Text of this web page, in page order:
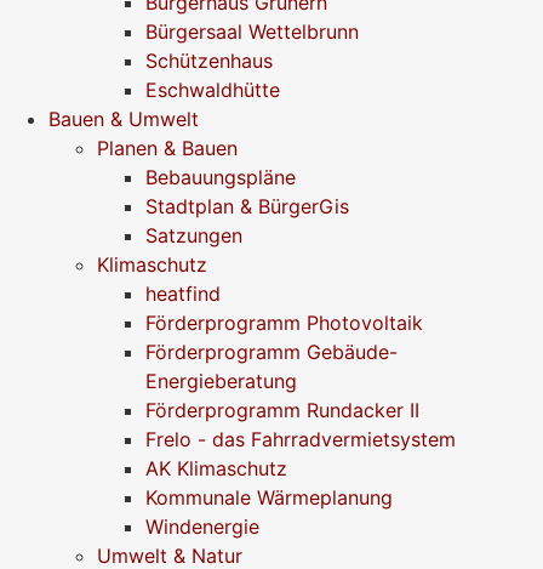
Bürgersaal Wettelbrunn
Schützenhaus
Eschwaldhütte
Bauen & Umwelt
Planen & Bauen
Bebauungspläne
Stadtplan & BürgerGis
Satzungen
Klimaschutz
heatfind
Förderprogramm Photovoltaik
Förderprogramm Gebäude-
Energieberatung
Förderprogramm Rundacker II
Frelo - das Fahrradvermietsystem
AK Klimaschutz
Kommunale Wärmeplanung
Windenergie
Umwelt & Natur